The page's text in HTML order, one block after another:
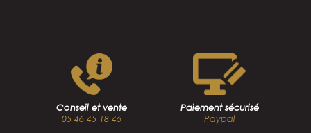
Conseil et vente
05 46 45 18 46
Paiement sécurisé
Paypal